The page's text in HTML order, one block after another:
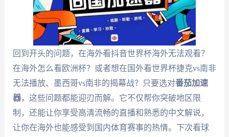
回到开头的问题，在海外看抖音世界杯海外无法观看？
在海外怎么看欧洲杯？或者想在国外看世界杯捷克vs南非
无法播放、墨西哥vs南非的揭幕战？只要选对番茄加速
器，这些问题都能迎刃而解。它不仅帮你突破地区限
制，还能让你享受高清流畅的直播和熟悉的中文解说，
让你在海外也能感受到国内体育赛事的热情。下次看球